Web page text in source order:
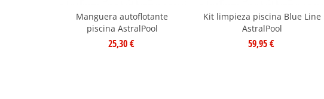
Manguera autoflotante
piscina AstralPool
25,30 €
Kit limpieza piscina Blue Line
AstralPool
59,95 €